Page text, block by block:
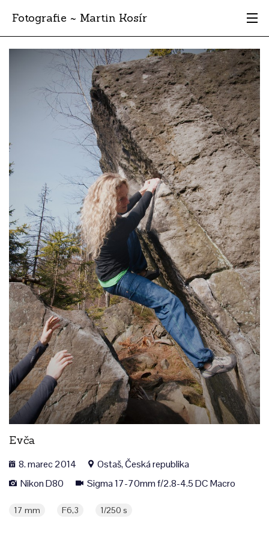
Fotografie ~ Martin Kosír
Moje obľúbené
Vyhľadávanie
Evča
8. marec 2014
Ostaš, Česká republika
Nikon D80
Sigma 17-70mm f/2.8-4.5 DC Macro
17 mm F6,3 1/250 s